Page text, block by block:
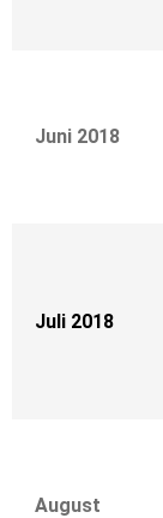
Juni 2018
Juli 2018
August